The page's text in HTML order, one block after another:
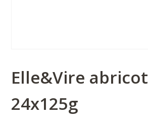
Elle&Vire abricot
24x125g